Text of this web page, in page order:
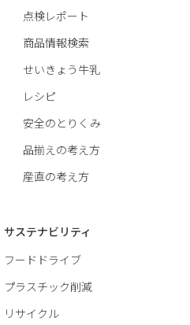
点検レポート
商品情報検索
せいきょう牛乳
レシピ
安全のとりくみ
品揃えの考え方
産直の考え方
サステナビリティ
フードドライブ
プラスチック削減
リサイクル